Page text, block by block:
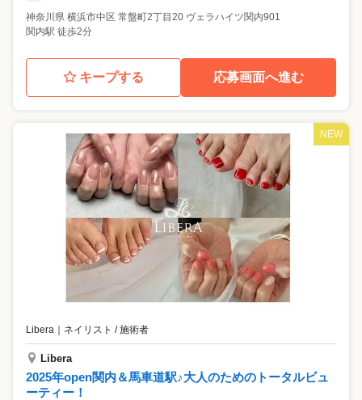
神奈川県 横浜市中区 常盤町2丁目20 ヴェラハイツ関内901
関内駅 徒歩2分
キープする 応募画面へ進む
NEW
Libera ｜ ネイリスト / 施術者
Libera
2025年open関内＆馬車道駅♪大人のためのトータルビュ
ーティー！